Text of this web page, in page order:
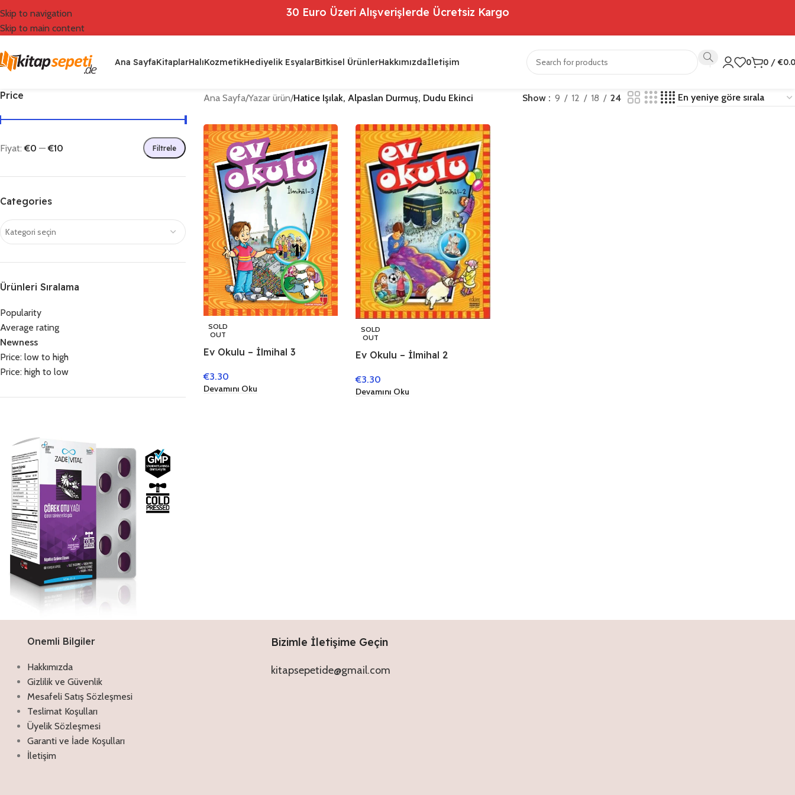
Skip to navigation
Skip to main content
30 Euro Üzeri Alışverişlerde Ücretsiz Kargo
Ana SayfaKitaplarHalıKozmetikHediyelik EsyalarBitkisel ÜrünlerHakkımızdaİletişim 0 0 / €
Price
Filtrele
Fiyat:€0 —€10
Categories
Kategori seçin
Ürünleri Sıralama
Popularity
Average rating
Newness
Price: low to high
Price: high to low
Discount off 20%
Çörekotu Yağı Kapsül
Antimikrobiyal ve antioksidan
özellikleriyle akne, egzama, sedef gibi
rahatsızlıklar için tercih edilebilir. Kıl veya
gözeneklerin tıkanmasıyla oluşan
komedonları oluşturma etkisi olmadığı
için rahatlıkla kullanılabilir. İçeriğindeki
vitamin ve mineraller sayesinde cilt
yenilenmesine yardımcı olur
Ana Sayfa/Yazar ürün/Hatice Işılak, Alpaslan Durmuş, Dudu Ekinci Show 9 12 18 24
SOLD
OUT
Ev Okulu – İlmihal 3
€3.30
Devamını Oku
SOLD
OUT
Ev Okulu – İlmihal 2
€3.30
Devamını Oku
Onemli Bilgiler
Hakkımızda
Gizlilik ve Güvenlik
Mesafeli Satış Sözleşmesi
Teslimat Koşulları
Üyelik Sözleşmesi
Garanti ve İade Koşulları
İletişim
Bizimle İletişime Geçin
kitapsepetide@gmail.com